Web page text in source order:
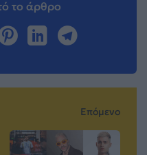
το άρθρο
Επόμενο